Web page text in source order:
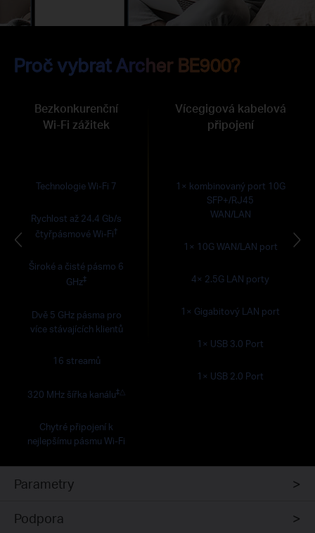
Proč vybrat Archer BE900?
Bezkonkurenční
Wi-Fi zážitek
Technologie Wi-Fi 7
Rychlost až 24.4 Gb/s
čtyřpásmové Wi-Fi†
Široké a čisté pásmo 6
GHz‡
Dvě 5 GHz pásma pro
více stávajících klientů
16 streamů
320 MHz šířka kanálu‡△
Chytré připojení k
nejlepšímu pásmu Wi-Fi
Vícegigová kabelová
připojení
1× kombinovaný port 10G
SFP+/RJ45
WAN/LAN
1× 10G WAN/LAN port
4× 2.5G LAN porty
1× Gigabitový LAN port
1× USB 3.0 Port
1× USB 2.0 Port
Parametry
Podpora